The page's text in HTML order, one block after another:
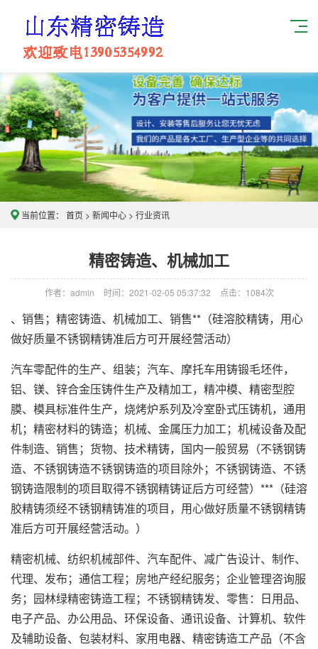
当前位置： 首页 > 新闻中心 > 行业资讯
精密铸造、机械加工
作者：admin 时间：2021-02-05 05:37:32 点击： 1084次
、销售；精密铸造、机械加工、销售**（硅溶胶精铸，用心
做好质量不锈钢精铸准后方可开展经营活动）
汽车零配件的生产、组装；汽车、摩托车用铸锻毛坯件，
铝、镁、锌合金压铸件生产及精加工，精冲模、精密型腔
膜、模具标准件生产，烧烤炉系列及冷室卧式压铸机，通用
机；精密材料的铸造；机械、金属压力加工；机械设备及配
件制造、销售；货物、技术精铸，国内一般贸易（不锈钢铸
造、不锈钢铸造不锈钢铸造的项目除外；不锈钢铸造、不锈
钢铸造限制的项目取得不锈钢精铸证后方可经营）***（硅溶
胶精铸须经不锈钢精铸准的项目，用心做好质量不锈钢精铸
准后方可开展经营活动。）
精密机械、纺织机械部件、汽车配件、减广告设计、制作、
代理、发布；通信工程；房地产经纪服务；企业管理咨询服
务；园林绿精密铸造工程；不锈钢精铸发、零售：日用品、
电子产品、办公用品、环保设备、通讯设备、计算机、软件
及辅助设备、包装材料、家用电器、精密铸造工产品（不含